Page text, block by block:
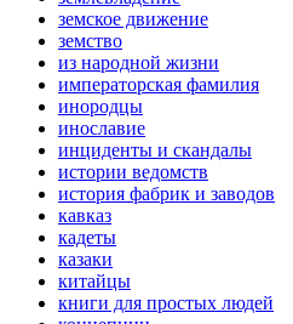
земское движение
земство
из народной жизни
императорская фамилия
инородцы
инославие
инциденты и скандалы
истории ведомств
история фабрик и заводов
кавказ
кадеты
казаки
китайцы
книги для простых людей